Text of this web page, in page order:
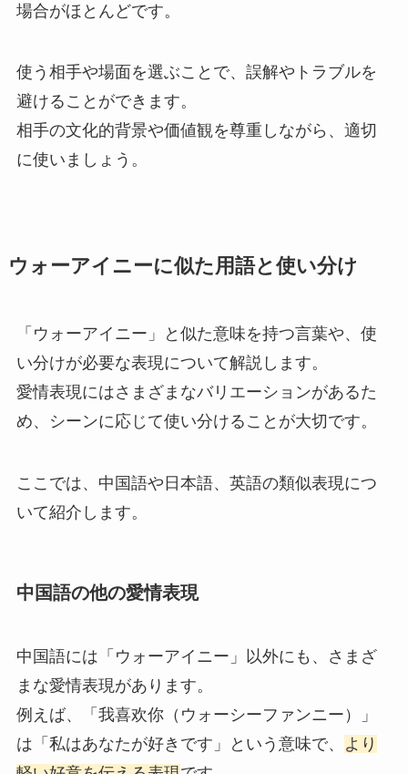
場合がほとんどです。
使う相手や場面を選ぶことで、誤解やトラブルを
避けることができます。
相手の文化的背景や価値観を尊重しながら、適切
に使いましょう。
ウォーアイニーに似た用語と使い分け
「ウォーアイニー」と似た意味を持つ言葉や、使
い分けが必要な表現について解説します。
愛情表現にはさまざまなバリエーションがあるた
め、シーンに応じて使い分けることが大切です。
ここでは、中国語や日本語、英語の類似表現につ
いて紹介します。
中国語の他の愛情表現
中国語には「ウォーアイニー」以外にも、さまざ
まな愛情表現があります。
例えば、「我喜欢你（ウォーシーファンニー）」
は「私はあなたが好きです」という意味で、
より